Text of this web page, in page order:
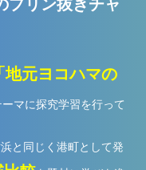
プリン抜きチャ
地元ヨコハマの
ーマに探究学習を行って
と同じく港町として発